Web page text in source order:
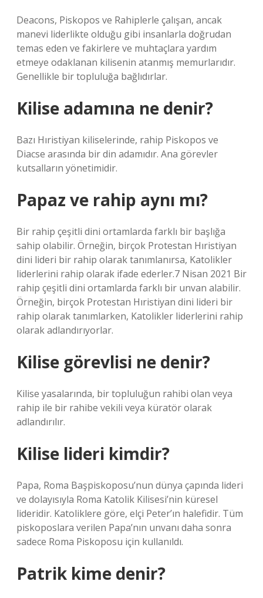
Deacons, Piskopos ve Rahiplerle çalışan, ancak
manevi liderlikte olduğu gibi insanlarla doğrudan
temas eden ve fakirlere ve muhtaçlara yardım
etmeye odaklanan kilisenin atanmış memurlarıdır.
Genellikle bir topluluğa bağlıdırlar.
Kilise adamına ne denir?
Bazı Hıristiyan kiliselerinde, rahip Piskopos ve
Diacse arasında bir din adamıdır. Ana görevler
kutsalların yönetimidir.
Papaz ve rahip aynı mı?
Bir rahip çeşitli dini ortamlarda farklı bir başlığa
sahip olabilir. Örneğin, birçok Protestan Hıristiyan
dini lideri bir rahip olarak tanımlanırsa, Katolikler
liderlerini rahip olarak ifade ederler.7 Nisan 2021 Bir
rahip çeşitli dini ortamlarda farklı bir unvan alabilir.
Örneğin, birçok Protestan Hıristiyan dini lideri bir
rahip olarak tanımlarken, Katolikler liderlerini rahip
olarak adlandırıyorlar.
Kilise görevlisi ne denir?
Kilise yasalarında, bir topluluğun rahibi olan veya
rahip ile bir rahibe vekili veya küratör olarak
adlandırılır.
Kilise lideri kimdir?
Papa, Roma Başpiskoposu’nun dünya çapında lideri
ve dolayısıyla Roma Katolik Kilisesi’nin küresel
lideridir. Katoliklere göre, elçi Peter’ın halefidir. Tüm
piskoposlara verilen Papa’nın unvanı daha sonra
sadece Roma Piskoposu için kullanıldı.
Patrik kime denir?